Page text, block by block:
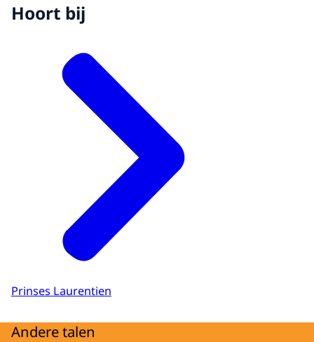
Hoort bij
Prinses Laurentien
Andere talen